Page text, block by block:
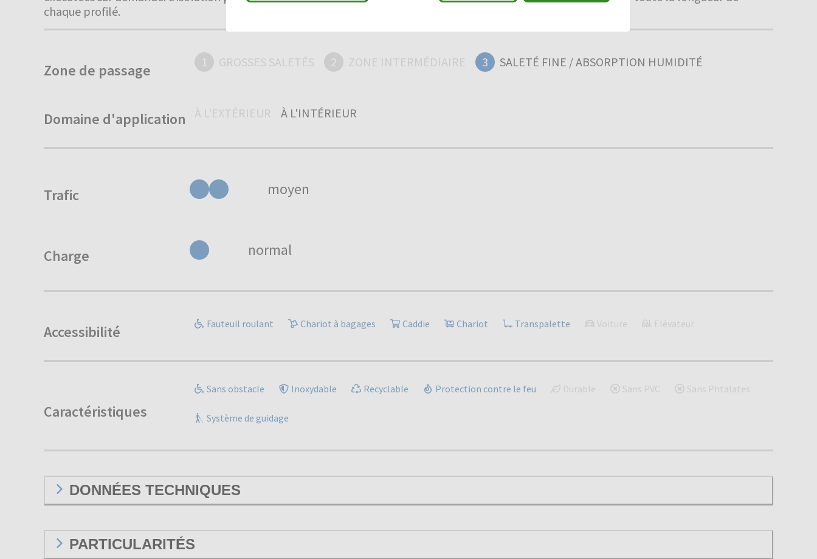
chaque profilé.
Zone de passage 1 GROSSES SALETÉS 2 ZONE INTERMÉDIAIRE 3 SALETÉ FINE / ABSORPTION HUMIDITÉ
Domaine d'application À L'EXTÉRIEUR À L'INTÉRIEUR
Trafic moyen
Charge normal
Accessibilité Fauteuil roulant Chariot à bagages Caddie Chariot Transpalette Voiture Elévateur
Caractéristiques
Sans obstacle Inoxydable Recyclable Protection contre le feu Durable Sans PVC Sans Phtalates
Système de guidage
DONNÉES TECHNIQUES
PARTICULARITÉS